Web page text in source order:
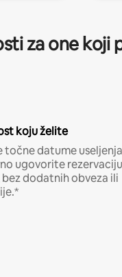
za one koji
koju želite
datume
ugovorite
dodatnih obveza ili